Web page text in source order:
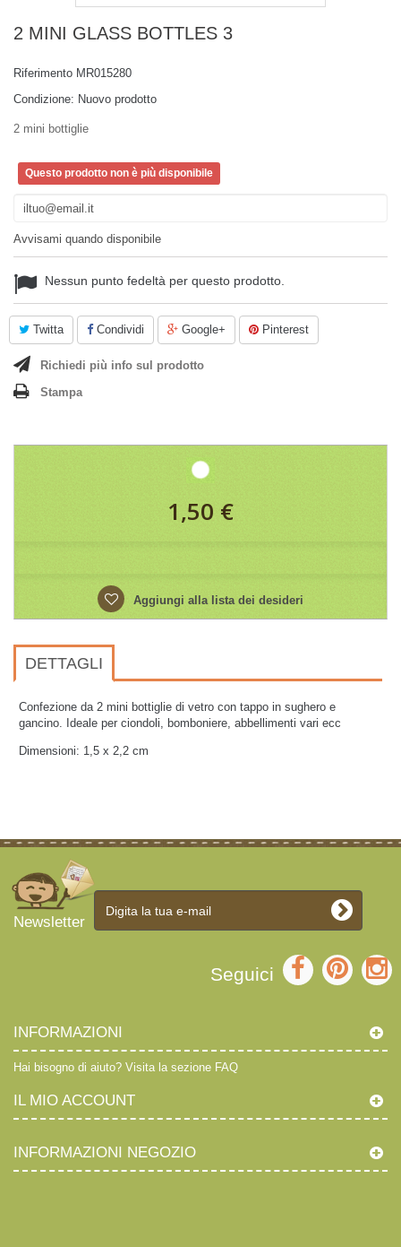
2 MINI GLASS BOTTLES 3
Riferimento MR015280
Condizione: Nuovo prodotto
2 mini bottiglie
Questo prodotto non è più disponibile
Avvisami quando disponibile
Nessun punto fedeltà per questo prodotto.
Twitta Condividi Google+ Pinterest
Richiedi più info sul prodotto
Stampa
1,50 €
Aggiungi alla lista dei desideri
DETTAGLI
Confezione da 2 mini bottiglie di vetro con tappo in sughero e
gancino. Ideale per ciondoli, bomboniere, abbellimenti vari ecc
Dimensioni: 1,5 x 2,2 cm
Newsletter
Seguici
INFORMAZIONI
Hai bisogno di aiuto? Visita la sezione FAQ
IL MIO ACCOUNT
INFORMAZIONI NEGOZIO